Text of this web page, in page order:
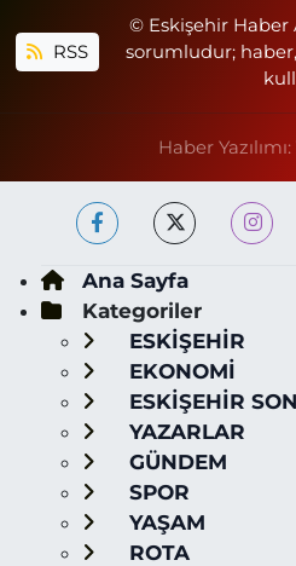
RSS
© Eskişehir Haber
sorumludur;
Haber Yazılımı:
Ana Sayfa
Kategoriler
ESKİŞEHİR
EKONOMİ
ESKİŞEHİR
YAZARLAR
GÜNDEM
SPOR
YAŞAM
ROTA